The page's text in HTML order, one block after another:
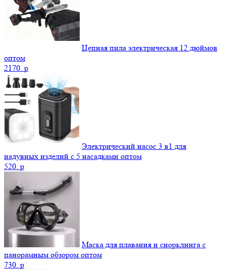
Цепная пила электрическая 12 дюймов
оптом
2170. p
Электрический насос 3 в1 для
надувных изделий с 5 насадками оптом
520. p
Маска для плавания и снорклинга с
панорамным обзором оптом
730. p